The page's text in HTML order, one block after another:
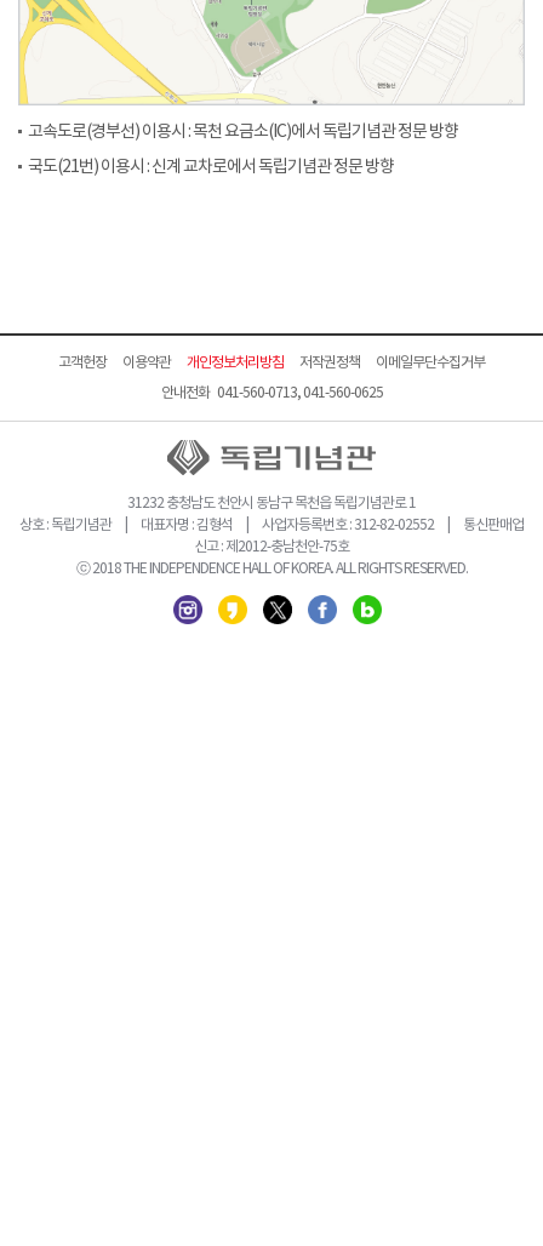
고속도로(경부선) 이용시 : 목천 요금소(IC)에서 독립기념관 정문 방향
국도(21번) 이용시 : 신계 교차로에서 독립기념관 정문 방향
고객헌장 이용약관 개인정보처리방침 저작권정책
이메일무단수집거부
안내전화 041-560-0713, 041-560-0625
31232 충청남도 천안시 동남구 목천읍 독립기념관로 1
상호 : 독립기념관 | 대표자명 : 김형석 | 사업자등록번호 : 312-82-02552 | 통신판매업
신고 : 제2012-충남천안-75호
ⓒ 2018 THE INDEPENDENCE HALL OF KOREA. ALL RIGHTS RESERVED.